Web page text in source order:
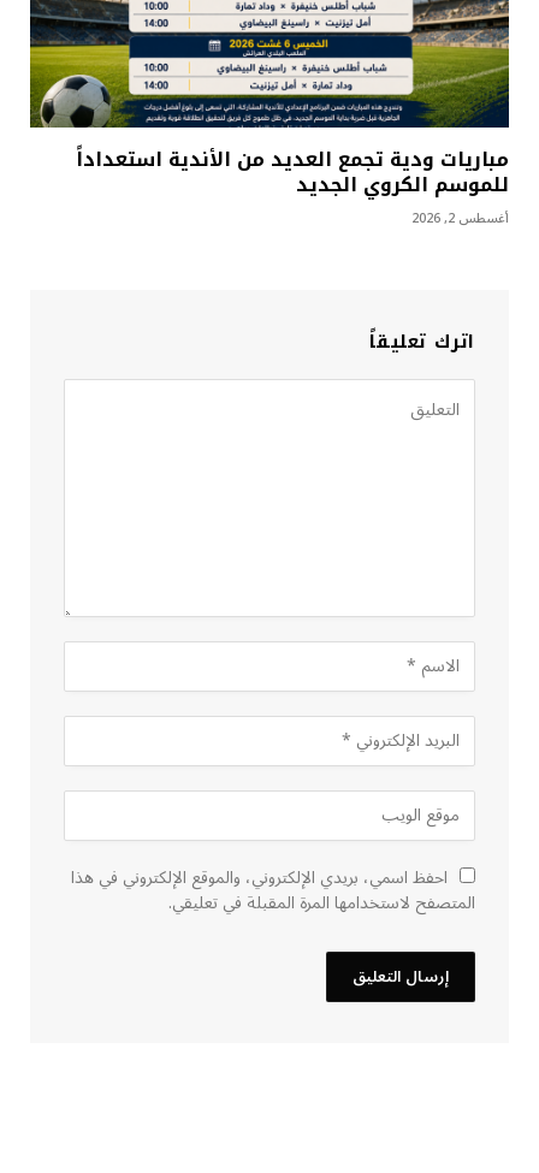
مباريات ودية تجمع العديد من الأندية استعداداً
للموسم الكروي الجديد
أغسطس 2, 2026
اترك تعليقاً
احفظ اسمي، بريدي الإلكتروني، والموقع الإلكتروني في هذا
المتصفح لاستخدامها المرة المقبلة في تعليقي.